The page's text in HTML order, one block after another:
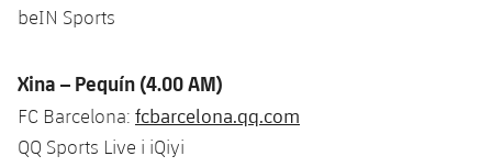
beIN Sports
Xina – Pequín (4.00 AM)
FC Barcelona: fcbarcelona.qq.com
QQ Sports Live i iQiyi